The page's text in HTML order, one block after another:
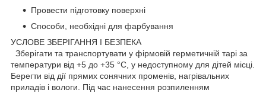
Провести підготовку поверхні
Способи, необхідні для фарбування
УСЛОВЕ ЗБЕРІГАННЯ І БЕЗПЕКА
Зберігати та транспортувати у фірмовій герметичній тарі за
температури від +5 до +35 °C, у недоступному для дітей місці.
Берегти від дії прямих сонячних променів, нагрівальних
приладів і вологи. Під час нанесення розпиленням